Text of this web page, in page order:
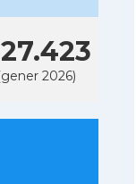
2026)